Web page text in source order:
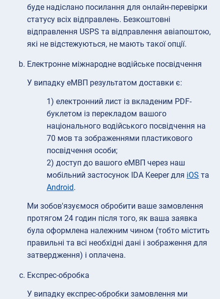
буде надіслано посилання для онлайн-перевірки
статусу всіх відправлень. Безкоштовні
відправлення USPS та відправлення авіапоштою,
які не відстежуються, не мають такої опції.
Електронне міжнародне водійське посвідчення
У випадку еМВП результатом доставки є:
1) електронний лист із вкладеним PDF-
буклетом із перекладом вашого
національного водійського посвідчення на
70 мов та зображеннями пластикового
посвідчення особи;
2) доступ до вашого еМВП через наш
мобільний застосунок IDA Keeper для iOS та
Android.
Ми зобов'язуємося обробити ваше замовлення
протягом 24 годин після того, як ваша заявка
була оформлена належним чином (тобто містить
правильні та всі необхідні дані і зображення для
затвердження) і оплачена.
Експрес-обробка
У випадку експрес-обробки замовлення ми